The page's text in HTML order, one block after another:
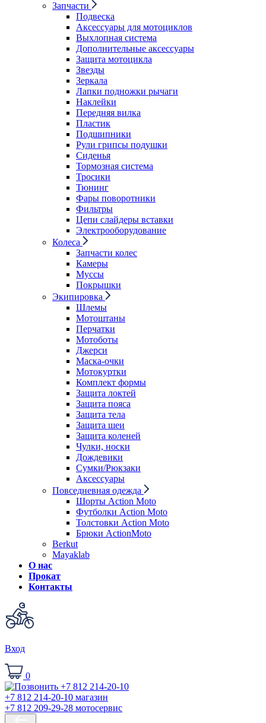
Запчасти
Подвеска
Аксессуары для мотоциклов
Выхлопная система
Дополнительные аксессуары
Защита мотоцикла
Звезды
Зеркала
Лапки подножки рычаги
Наклейки
Передняя вилка
Пластик
Подшипники
Рули грипсы подушки
Сиденья
Тормозная система
Тросики
Тюнинг
Фары поворотники
Фильтры
Цепи слайдеры вставки
Электрооборудование
Колеса
Запчасти колес
Камеры
Муссы
Покрышки
Экипировка
Шлемы
Мотоштаны
Перчатки
Мотоботы
Джерси
Маска-очки
Мотокуртки
Комплект формы
Защита локтей
Защита пояса
Защита тела
Защита шеи
Защита коленей
Чулки, носки
Дождевики
Сумки/Рюкзаки
Аксессуары
Повседневная одежда
Шорты Action Moto
Футболки Action Moto
Толстовки Action Moto
Брюки ActionMoto
Berkut
Mayaklab
О нас
Прокат
Контакты
Вход
0
+7 812 214-20-10 магазин
+7 812 209-29-28 мотосервис